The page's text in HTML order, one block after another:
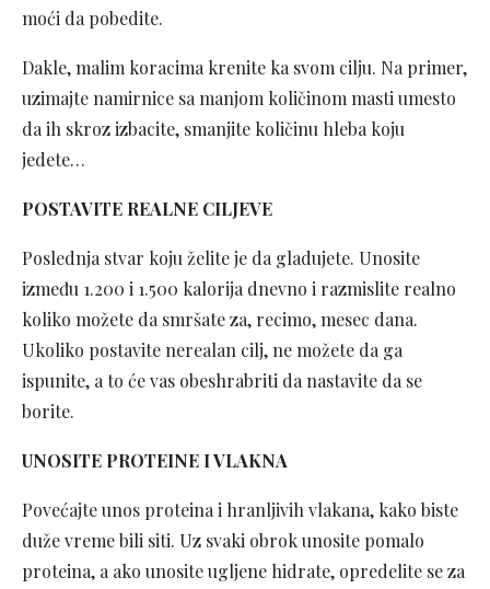
moći da pobedite.
Dakle, malim koracima krenite ka svom cilju. Na primer,
uzimajte namirnice sa manjom količinom masti umesto
da ih skroz izbacite, smanjite količinu hleba koju
jedete…
POSTAVITE REALNE CILJEVE
Poslednja stvar koju želite je da gladujete. Unosite
između 1.200 i 1.500 kalorija dnevno i razmislite realno
koliko možete da smršate za, recimo, mesec dana.
Ukoliko postavite nerealan cilj, ne možete da ga
ispunite, a to će vas obeshrabriti da nastavite da se
borite.
UNOSITE PROTEINE I VLAKNA
Povećajte unos proteina i hranljivih vlakana, kako biste
duže vreme bili siti. Uz svaki obrok unosite pomalo
proteina, a ako unosite ugljene hidrate, opredelite se za